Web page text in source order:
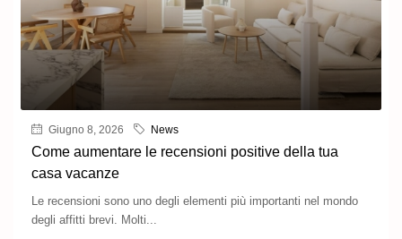
Giugno 8, 2026 News
Come aumentare le recensioni positive della tua
casa vacanze
Le recensioni sono uno degli elementi più importanti nel mondo
degli affitti brevi. Molti...